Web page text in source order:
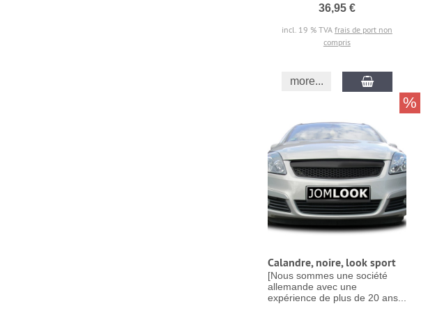
36,95 €
incl. 19 % TVA frais de port non
compris
more...
Calandre, noire, look sport
[Nous sommes une société
allemande avec une
expérience de plus de 20 ans...
%